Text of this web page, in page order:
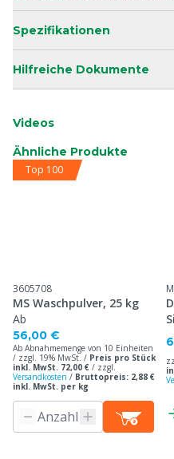
Spezifikationen
Hilfreiche Dokumente
Videos
Ähnliche Produkte
Top 100
3605708
MS Waschpulver, 25 kg
Ab
56,00 €
Ab Abnahmemenge von 10 Einheiten
/ zzgl. 19% MwSt. / Preis pro Stück
inkl. MwSt. 72,00 € / zzgl.
Versandkosten / Bruttopreis: 2,88 €
inkl. MwSt. per kg